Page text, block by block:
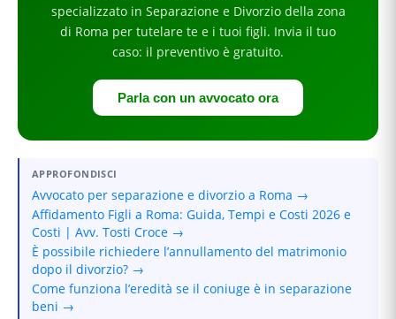
specializzato in Separazione e Divorziodella zona
di Roma per tutelare te e i tuoi figli. Invia il tuo
caso: il preventivo è gratuito.
Parla con un avvocato ora
APPROFONDISCI
Avvocato per separazione e divorzio a Roma →
Affidamento Figli a Roma: Guida, Tempi e Costi 2026 e
Costi | Avv. Tosti Croce →
È possibile richiedere l’annullamento del matrimonio
dopo il divorzio? →
Come funziona l’eredità se il coniuge è in separazione
beni →